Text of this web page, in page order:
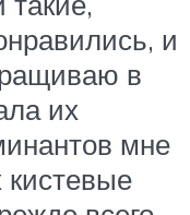
и
в
их
мне
кистевые